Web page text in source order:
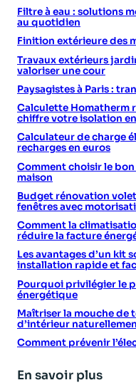
Filtre à eau : solutions
au quotidien
Finition extérieure des
Travaux extérieurs
valoriser une cour
Paysagistes à Paris :
Calculette Homatherm
chiffre votre isolation
Calculateur de charge
recharges en euros
Comment choisir le
maison
Budget rénovation
fenêtres avec
Comment la
réduire la facture
Les avantages d’un kit
installation rapide et
Pourquoi privilégier le
énergétique
Maîtriser la mouche de
d’intérieur
Comment prévenir
En savoir plus